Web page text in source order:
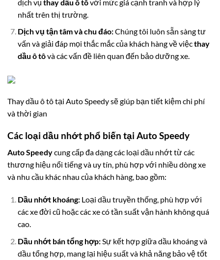
dịch vụ thay dầu ô tôvới mức giá cạnh tranh và hợp lý
nhất trên thị trường.
Dịch vụ tận tâm và chu đáo:Chúng tôi luôn sẵn sàng tư
vấn và giải đáp mọi thắc mắc của khách hàng về việcthay
dầu ô tôvà các vấn đề liên quan đến bảo dưỡng xe.
Thay dầu ô tô tại Auto Speedy sẽ giúp bạn tiết kiệm chi phí
và thời gian
Các loại dầu nhớt phổ biến tại Auto Speedy
Auto Speedycung cấp đa dạng các loại dầu nhớt từ các
thương hiệu nổi tiếng và uy tín, phù hợp với nhiều dòng xe
và nhu cầu khác nhau của khách hàng, bao gồm:
Dầu nhớt khoáng:Loại dầu truyền thống, phù hợp với
các xe đời cũ hoặc các xe có tần suất vận hành không quá
cao.
Dầu nhớt bán tổng hợp:Sự kết hợp giữa dầu khoáng và
dầu tổng hợp, mang lại hiệu suất và khả năng bảo vệ tốt